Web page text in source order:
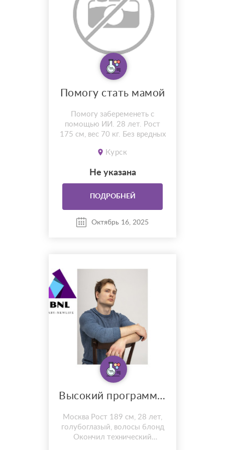
Помогу стать мамой
Помогу забеременеть с
помощью ИИ. 28 лет. Рост
175 см, вес 70 кг. Без вредных
Курск
Не указана
ПОДРОБНЕЙ
Октябрь 16, 2025
Высокий программист москвич донор
Москва Рост 189 см, 28 лет,
голубоглазый, волосы блонд
Окончил технический